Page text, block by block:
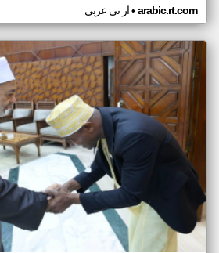
ار تي عربي• arabic.rt.com